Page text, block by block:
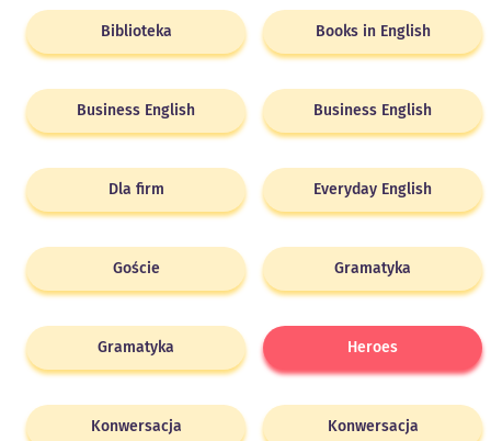
Biblioteka Books in English
Business English Business English
Dla firm Everyday English
Goście Gramatyka
Gramatyka Heroes
Konwersacja Konwersacja